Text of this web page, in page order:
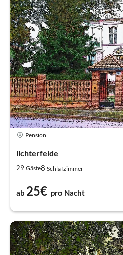
Pension
lichterfelde
29 Gäste8 Schlafzimmer
ab 25€ pro Nacht